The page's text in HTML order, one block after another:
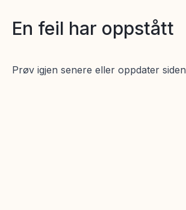
En feil har oppstått
Prøv igjen senere eller oppdater siden